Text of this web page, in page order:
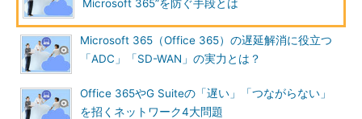
Microsoft 365”を防ぐ手段とは
Microsoft 365（Office 365）の遅延解消に役立つ
「ADC」「SD-WAN」の実力とは？
Office 365やG Suiteの「遅い」「つながらない」
を招くネットワーク4大問題